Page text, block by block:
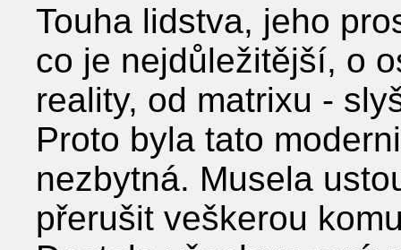
Touha lidstva, jeho
co je nejdůležitější, o
reality, od matrixu -
Proto byla tato
nezbytná. Musela
přerušit veškerou